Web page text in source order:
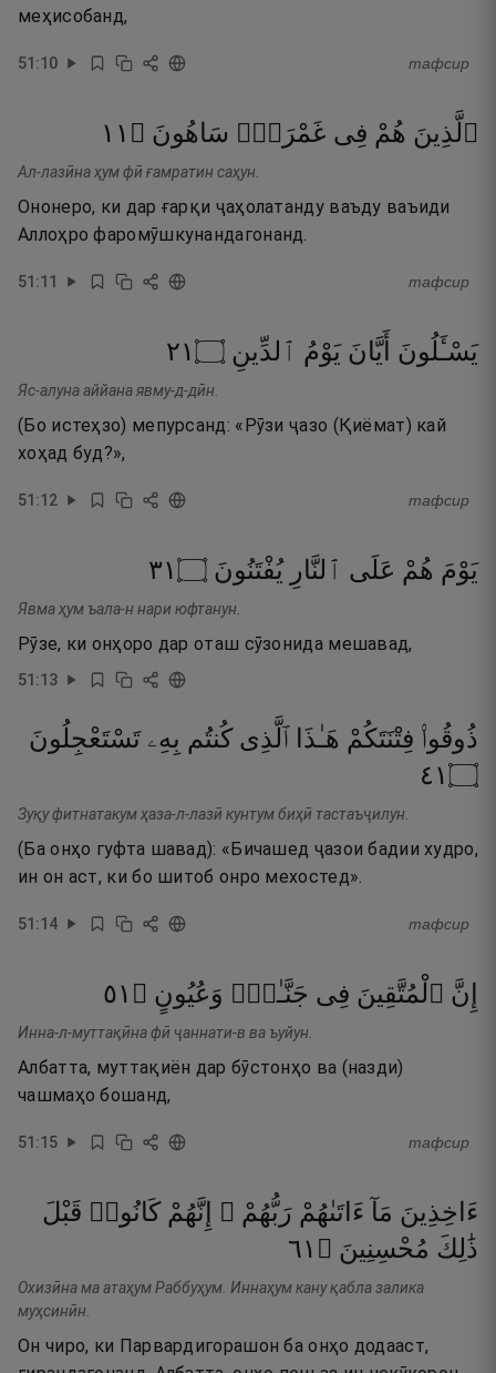
меҳисобанд,
51:10 тафсир
ٱلَّذِينَ هُمْ فِى غَمْرَةٍۢ سَاهُونَ ۝ ١١
Ал-лазӣна ҳум фӣ ғамратин саҳун.
Ононеро, ки дар ғарқи ҷаҳолатанду ваъду ваъиди
Аллоҳро фаромӯшкунандагонанд.
51:11 тафсир
يَسْـَٔلُونَ أَيَّانَ يَوْمُ ٱلدِّينِ ۝١٢
Яс-алуна аййана явму-д-дӣн.
(Бо истеҳзо) мепурсанд: «Рӯзи ҷазо (Қиёмат) кай
хоҳад буд?»,
51:12 тафсир
يَوْمَ هُمْ عَلَى ٱلنَّارِ يُفْتَنُونَ ۝١٣
Явма ҳум ъала-н нари юфтанун.
Рӯзе, ки онҳоро дар оташ сӯзонида мешавад,
51:13
ذُوقُوا۟ فِتْنَتَكُمْ هَـٰذَا ٱلَّذِى كُنتُم بِهِۦ تَسْتَعْجِلُونَ
۝١٤
Зуқу фитнатакум ҳаза-л-лазӣ кунтум биҳӣ тастаъҷилун.
(Ба онҳо гуфта шавад): «Бичашед ҷазои бадии худро,
ин он аст, ки бо шитоб онро мехостед».
51:14 тафсир
إِنَّ ٱلْمُتَّقِينَ فِى جَنَّـٰتٍۢ وَعُيُونٍ ۝ ١٥
Инна-л-муттақӣна фӣ ҷаннати-в ва ъуйун.
Албатта, муттақиён дар бӯстонҳо ва (назди)
чашмаҳо бошанд,
51:15 тафсир
ءَاخِذِينَ مَآ ءَاتَىٰهُمْ رَبُّهُمْ ۚ إِنَّهُمْ كَانُوا۟ قَبْلَ
ذَٰلِكَ مُحْسِنِينَ ۝ ١٦
Охизӣна ма атаҳум Раббуҳум. Иннаҳум кану қабла залика
муҳсинӣн.
Он чиро, ки Парвардигорашон ба онҳо додааст,